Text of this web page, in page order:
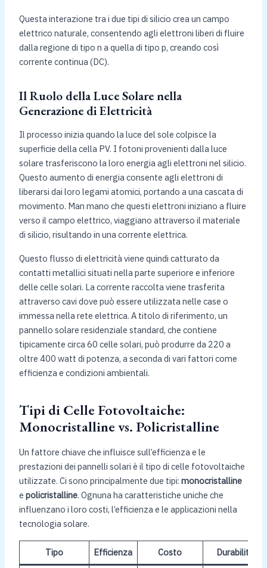
Questa interazione tra i due tipi di silicio crea un campo
elettrico naturale, consentendo agli elettroni liberi di fluire
dalla regione di tipo n a quella di tipo p, creando così
corrente continua (DC).
Il Ruolo della Luce Solare nella
Generazione di Elettricità
Il processo inizia quando la luce del sole colpisce la
superficie della cella PV. I fotoni provenienti dalla luce
solare trasferiscono la loro energia agli elettroni nel silicio.
Questo aumento di energia consente agli elettroni di
liberarsi dai loro legami atomici, portando a una cascata di
movimento. Man mano che questi elettroni iniziano a fluire
verso il campo elettrico, viaggiano attraverso il materiale
di silicio, risultando in una corrente elettrica.
Questo flusso di elettricità viene quindi catturato da
contatti metallici situati nella parte superiore e inferiore
delle celle solari. La corrente raccolta viene trasferita
attraverso cavi dove può essere utilizzata nelle case o
immessa nella rete elettrica. A titolo di riferimento, un
pannello solare residenziale standard, che contiene
tipicamente circa 60 celle solari, può produrre da 220 a
oltre 400 watt di potenza, a seconda di vari fattori come
efficienza e condizioni ambientali.
Tipi di Celle Fotovoltaiche:
Monocristalline vs. Policristalline
Un fattore chiave che influisce sull’efficienza e le
prestazioni dei pannelli solari è il tipo di celle fotovoltaiche
utilizzate. Ci sono principalmente due tipi: monocristalline
e policristalline. Ognuna ha caratteristiche uniche che
influenzano i loro costi, l’efficienza e le applicazioni nella
tecnologia solare.
Tipo Efficienza Costo Durabilità